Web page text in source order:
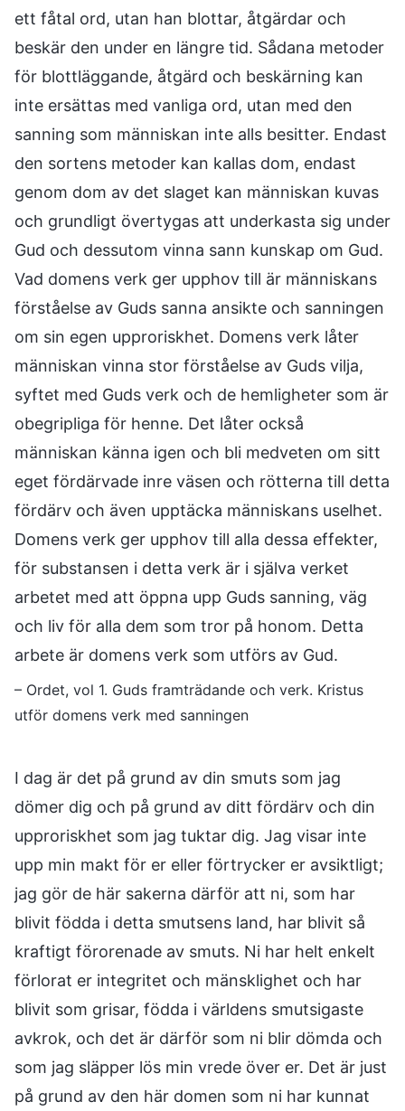
ett fåtal ord, utan han blottar, åtgärdar och
beskär den under en längre tid. Sådana metoder
för blottläggande, åtgärd och beskärning kan
inte ersättas med vanliga ord, utan med den
sanning som människan inte alls besitter. Endast
den sortens metoder kan kallas dom, endast
genom dom av det slaget kan människan kuvas
och grundligt övertygas att underkasta sig under
Gud och dessutom vinna sann kunskap om Gud.
Vad domens verk ger upphov till är människans
förståelse av Guds sanna ansikte och sanningen
om sin egen upproriskhet. Domens verk låter
människan vinna stor förståelse av Guds vilja,
syftet med Guds verk och de hemligheter som är
obegripliga för henne. Det låter också
människan känna igen och bli medveten om sitt
eget fördärvade inre väsen och rötterna till detta
fördärv och även upptäcka människans uselhet.
Domens verk ger upphov till alla dessa effekter,
för substansen i detta verk är i själva verket
arbetet med att öppna upp Guds sanning, väg
och liv för alla dem som tror på honom. Detta
arbete är domens verk som utförs av Gud.
– Ordet, vol 1. Guds framträdande och verk. Kristus
utför domens verk med sanningen
I dag är det på grund av din smuts som jag
dömer dig och på grund av ditt fördärv och din
upproriskhet som jag tuktar dig. Jag visar inte
upp min makt för er eller förtrycker er avsiktligt;
jag gör de här sakerna därför att ni, som har
blivit födda i detta smutsens land, har blivit så
kraftigt förorenade av smuts. Ni har helt enkelt
förlorat er integritet och mänsklighet och har
blivit som grisar, födda i världens smutsigaste
avkrok, och det är därför som ni blir dömda och
som jag släpper lös min vrede över er. Det är just
på grund av den här domen som ni har kunnat